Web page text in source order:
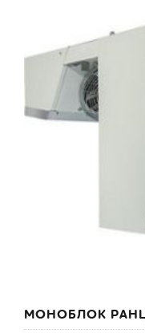
МОНОБЛОК